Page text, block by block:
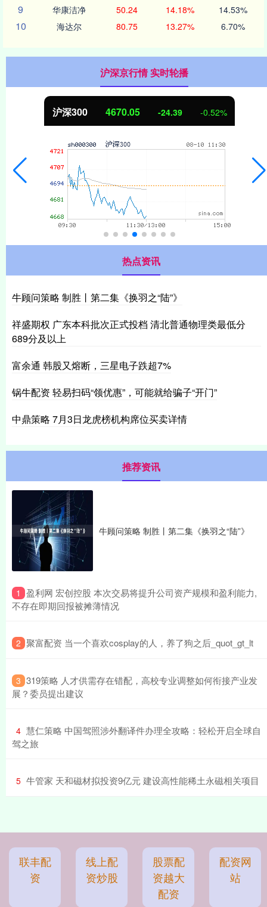
9 华康洁净 50.24 14.18% 14.53%
10 海达尔 80.75 13.27% 6.70%
沪深京行情 实时轮播
北证50 1125.45 -8.79 -0.78%
热点资讯
牛顾问策略 制胜丨第二集《换羽之“陆”》
祥盛期权 广东本科批次正式投档 清北普通物理类最低分
689分及以上
富余通 韩股又熔断，三星电子跌超7%
锅牛配资 轻易扫码“领优惠”，可能就给骗子“开门”
中鼎策略 7月3日龙虎榜机构席位买卖详情
推荐资讯
牛顾问策略 制胜丨第二集《换羽之“陆”》
1 ​盈利网 宏创控股 本次交易将提升公司资产规模和盈利能力,
不存在即期回报被摊薄情况
2 ​聚富配资 当一个喜欢cosplay的人，养了狗之后_quot_gt_lt
3 ​319策略 人才供需存在错配，高校专业调整如何衔接产业发
展？委员提出建议
4 ​慧仁策略 中国驾照涉外翻译件办理全攻略：轻松开启全球自
驾之旅
5 ​牛管家 天和磁材拟投资9亿元 建设高性能稀土永磁相关项目
联丰配
资
线上配
资炒股
股票配
资越大
配资
配资网
站